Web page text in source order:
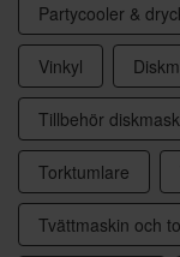
Partycooler &
Vinkyl
Tillbehör
Torktumlare
Tvättmaskin och